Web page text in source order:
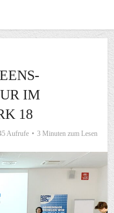
IM
18
Aufrufe 3 Minuten zum Lesen